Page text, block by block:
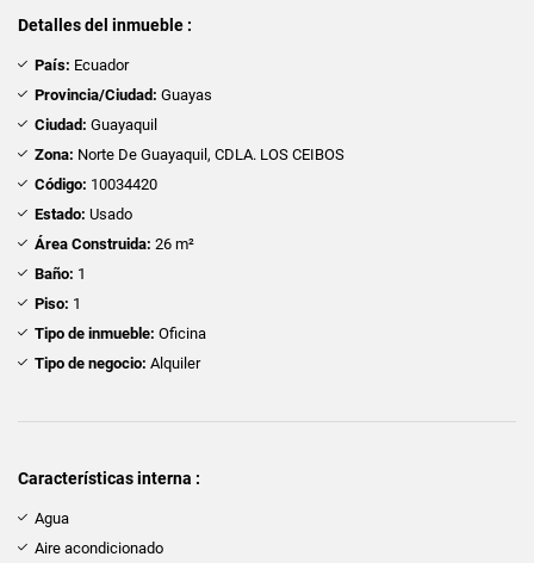
Detalles del inmueble :
País: Ecuador
Provincia/Ciudad: Guayas
Ciudad: Guayaquil
Zona: Norte De Guayaquil, CDLA. LOS CEIBOS
Código: 10034420
Estado: Usado
Área Construida: 26 m²
Baño: 1
Piso: 1
Tipo de inmueble: Oficina
Tipo de negocio: Alquiler
Características interna :
Agua
Aire acondicionado